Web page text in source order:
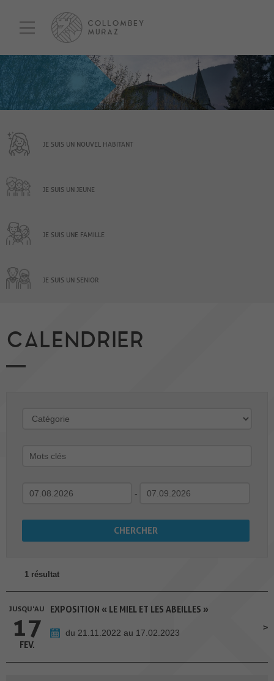
JE SUIS UN NOUVEL HABITANT
JE SUIS UN JEUNE
JE SUIS UNE FAMILLE
JE SUIS UN SENIOR
CALENDRIER
-
1 résultat
JUSQU'AU
17
FEV.
EXPOSITION « LE MIEL ET LES ABEILLES »
du 21.11.2022 au 17.02.2023